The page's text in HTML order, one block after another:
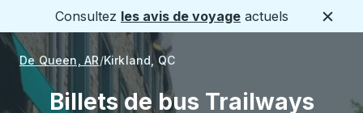
Consultez les avis de voyage actuels
De Queen, AR Kirkland, QC
Billets de bus Trailways